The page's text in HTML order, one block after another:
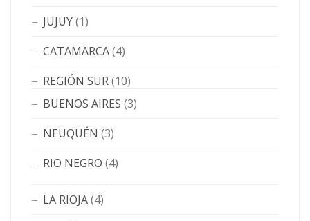
JUJUY(1)
CATAMARCA(4)
REGIÓN SUR(10)
BUENOS AIRES (3)
NEUQUÉN (3)
RIO NEGRO (4)
LA RIOJA(4)